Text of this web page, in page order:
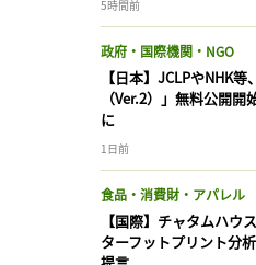
5時間前
政府・国際機関・NGO
【日本】JCLPやNHK
（Ver.2）」無料公開
に
1日前
食品・消費財・アパレル
【国際】チャタムハウ
ターフットプリント分